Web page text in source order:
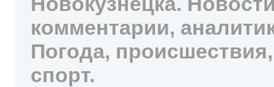
комментарии,
Погода,
спорт.